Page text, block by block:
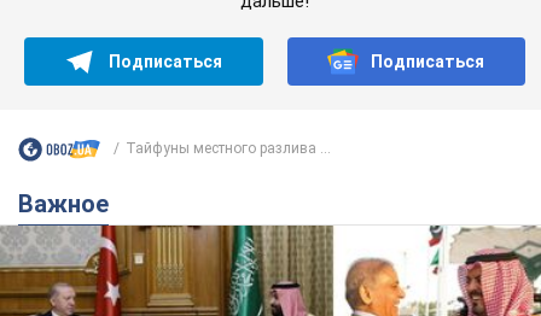
Подписаться Подписаться
Тайфуны местного разлива ...
Важное